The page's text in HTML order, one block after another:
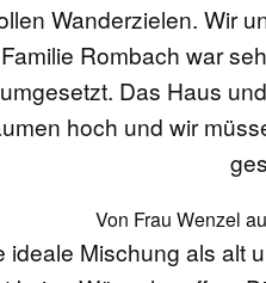
Wanderzielen. Wir
Rombach war
Das Haus
hoch und wir
Von Frau Wenzel
ideale Mischung als alt